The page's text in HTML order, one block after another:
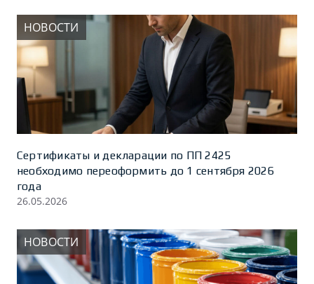
НОВОСТИ
Сертификаты и декларации по ПП 2425
необходимо переоформить до 1 сентября 2026
года
26.05.2026
НОВОСТИ